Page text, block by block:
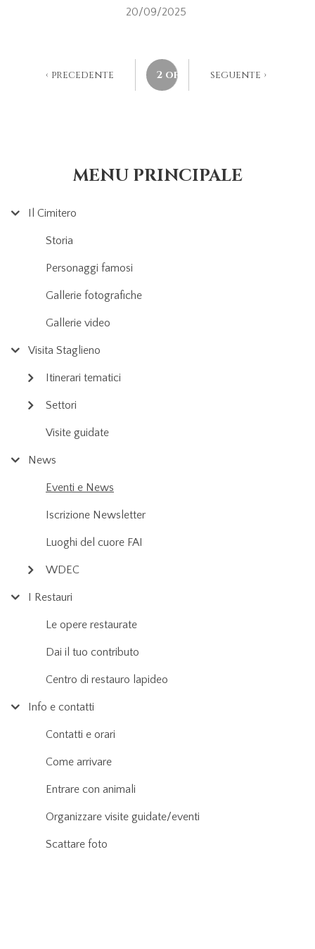
20/09/2025
‹ precedente 2 of 26 seguente ›
MENU PRINCIPALE
Il Cimitero
Storia
Personaggi famosi
Gallerie fotografiche
Gallerie video
Visita Staglieno
Itinerari tematici
Settori
Visite guidate
News
Eventi e News
Iscrizione Newsletter
Luoghi del cuore FAI
WDEC
I Restauri
Le opere restaurate
Dai il tuo contributo
Centro di restauro lapideo
Info e contatti
Contatti e orari
Come arrivare
Entrare con animali
Organizzare visite guidate/eventi
Scattare foto